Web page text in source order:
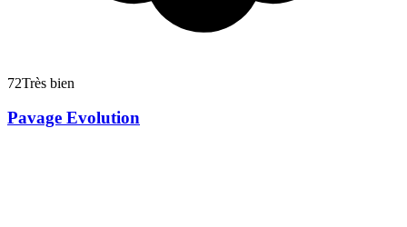
72Très bien
Pavage Evolution